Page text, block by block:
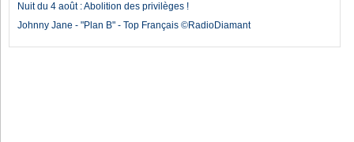
Nuit du 4 août : Abolition des privilèges !
Johnny Jane - "Plan B" - Top Français ©RadioDiamant